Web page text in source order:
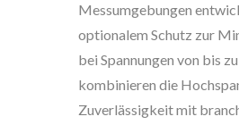
Messumgebungen
optionalem Schutz zur
bei Spannungen von bis
kombinieren die
Zuverlässigkeit mit